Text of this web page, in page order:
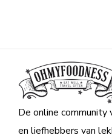
De online
en liefhebbers van